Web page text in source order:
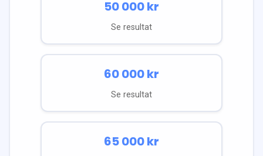
50 000kr
Se resultat
60 000kr
Se resultat
65 000kr